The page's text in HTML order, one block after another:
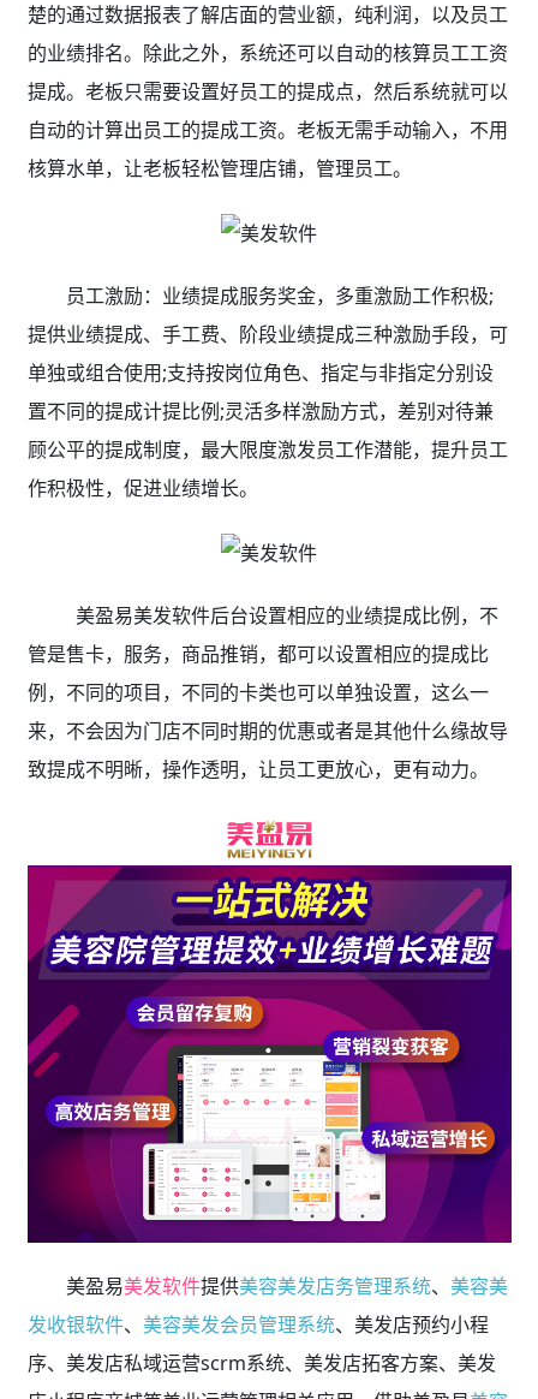
楚的通过数据报表了解店面的营业额，纯利润，以及员工
的业绩排名。除此之外，系统还可以自动的核算员工工资
提成。老板只需要设置好员工的提成点，然后系统就可以
自动的计算出员工的提成工资。老板无需手动输入，不用
核算水单，让老板轻松管理店铺，管理员工。
员工激励：业绩提成服务奖金，多重激励工作积极;
提供业绩提成、手工费、阶段业绩提成三种激励手段，可
单独或组合使用;支持按岗位角色、指定与非指定分别设
置不同的提成计提比例;灵活多样激励方式，差别对待兼
顾公平的提成制度，最大限度激发员工作潜能，提升员工
作积极性，促进业绩增长。
美盈易美发软件后台设置相应的业绩提成比例，不
管是售卡，服务，商品推销，都可以设置相应的提成比
例，不同的项目，不同的卡类也可以单独设置，这么一
来，不会因为门店不同时期的优惠或者是其他什么缘故导
致提成不明晰，操作透明，让员工更放心，更有动力。
美盈易美发软件提供美容美发店务管理系统、 美容美
发收银软件、 美容美发会员管理系统、美发店预约小程
序、美发店私域运营scrm系统、美发店拓客方案、美发